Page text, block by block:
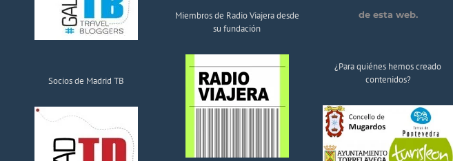
Socios de Madrid TB
Miembros de Radio Viajera desde
su fundación
de esta web.
¿Para quiénes hemos creado
contenidos?